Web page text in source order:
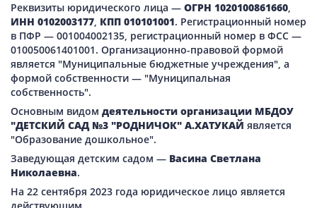
Реквизиты юридического лица — ОГРН 1020100861660,
ИНН 0102003177, КПП 010101001. Регистрационный номер
в ПФР — 001004002135, регистрационный номер в ФСС —
010050061401001. Организационно-правовой формой
является "Муниципальные бюджетные учреждения", а
формой собственности — "Муниципальная
собственность".
Основным видом деятельности организации МБДОУ
"ДЕТСКИЙ САД №3 "РОДНИЧОК" А.ХАТУКАЙ является
"Образование дошкольное".
Заведующая детским садом — Васина Светлана
Николаевна.
На 22 сентября 2023 года юридическое лицо является